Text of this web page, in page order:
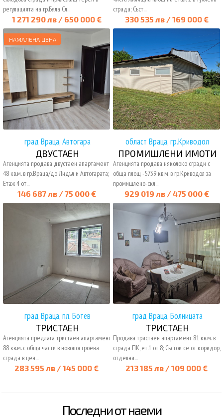
1 271 290 лв / 650 000 €
регулацията на гр.Бяла Сл...
330 535 лв / 169 000 €
сграда; Съст...
146 687 лв / 75 000 €
НАМАЛЕНА ЦЕНА
град Враца, Автогара
ДВУСТАЕН
Агенцията продава двустаен апартамент
48 кв.м. в гр.Враца/до Лидъл и Автогарата;
Етаж 4 от...
929 019 лв / 475 000 €
област Враца, гр.Криводол
ПРОМИШЛЕНИ ИМОТИ
Агенцията продава няколоко сгради с
обща площ -5739 кв.м. в гр.Криводол за
промишлено-скл...
283 595 лв / 145 000 €
град Враца, пл. Ботев
ТРИСТАЕН
Агенцията предлага тристаен апартамент
88 кв.м. с общи части в новопостроена
сграда в цен...
213 185 лв / 109 000 €
град Враца, Болницата
ТРИСТАЕН
Продава тристаен апартамент 81 кв.м. в
сграда ПК, ет.1 от 8; Състои се от коридор,
отделни...
Последни от наеми